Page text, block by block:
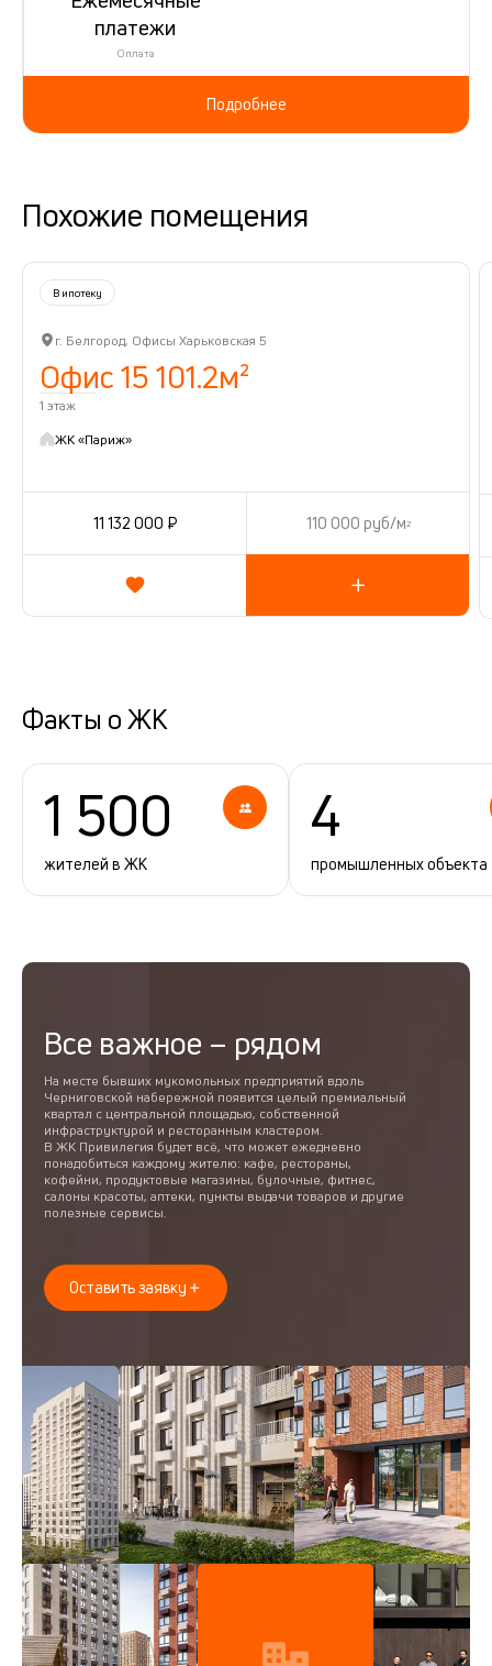
платежи
Оплата
Подробнее
Похожие помещения
В ипотеку
г. Белгород, Офисы Харьковская 5
Офис 15 101.2м²
1 этаж
ЖК «Париж»
11 132 000 ₽ 110 000 руб/м2
Факты о ЖК
1 500
жителей в ЖК
4
промышленных объекта
Все важное – рядом
На месте бывших мукомольных предприятий вдоль
Черниговской набережной появится целый премиальный
квартал с центральной площадью, собственной
инфраструктурой и ресторанным кластером.
В ЖК Привилегия будет всё, что может ежедневно
понадобиться каждому жителю: кафе, рестораны,
кофейни, продуктовые магазины, булочные, фитнес,
салоны красоты, аптеки, пункты выдачи товаров и другие
полезные сервисы.
Оставить заявку